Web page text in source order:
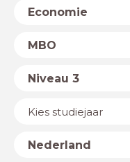
VakEconomie
Schooltype
MBO
Niveau
Niveau 3
JaarKies studiejaar
LandNederland